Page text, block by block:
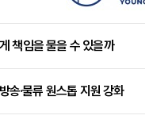
책임을 물을 수 있을까
송·물류 원스톱 지원 강화